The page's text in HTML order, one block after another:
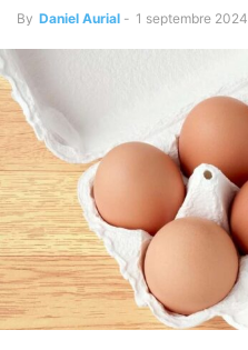
By Daniel Aurial - 1 septembre 2024